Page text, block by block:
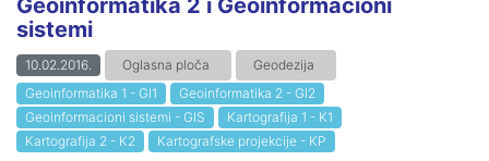
sistemi
10.02.2016. Oglasna ploča
Geodezija
Geoinformatika 1 - GI1
Geoinformatika 2 - GI2
Geoinformacioni sistemi - GIS
Kartografija 1 - K1
Kartografija 2 - K2
Kartografske projekcije - KP